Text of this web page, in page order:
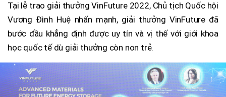
Tại lễ trao giải thưởng VinFuture 2022, Chủ tịch Quốc hội
Vương Đình Huệ nhấn mạnh, giải thưởng VinFuture đã
bước đầu khẳng định được uy tín và vị thế với giới khoa
học quốc tế dù giải thưởng còn non trẻ.